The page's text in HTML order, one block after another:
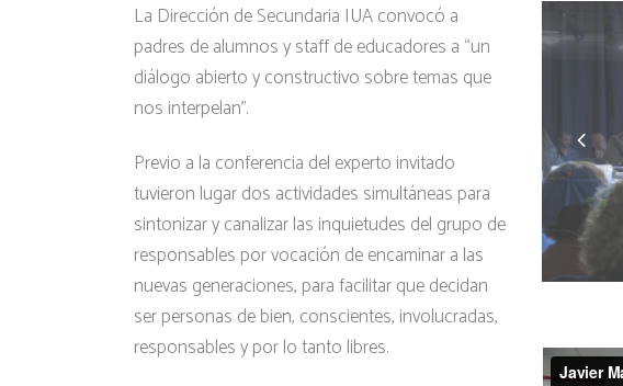
La Dirección de Secundaria IUA convocó a
padres de alumnos y staff de educadores a “un
diálogo abierto y constructivo sobre temas que
nos interpelan”.
Previo a la conferencia del experto invitado
tuvieron lugar dos actividades simultáneas para
sintonizar y canalizar las inquietudes del grupo de
responsables por vocación de encaminar a las
nuevas generaciones, para facilitar que decidan
ser personas de bien, conscientes, involucradas,
responsables y por lo tanto libres.